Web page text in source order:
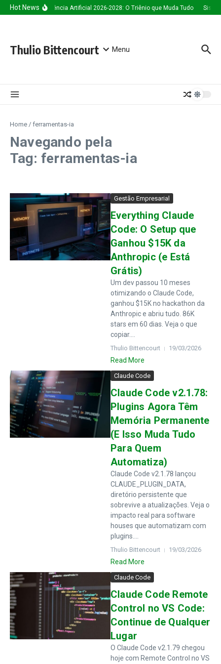
Ir para o conteúdo
Hot NewsInteligência Artificial 2026-2028: O Triênio que Muda Tudo
Thulio Bittencourt Menu
Home / ferramentas-ia
Navegando pela
Tag: ferramentas-ia
Gestão Empresarial
Everything Claude
Code: O Setup que
Ganhou $15K da
Anthropic (e Está
Grátis)
Um dev passou 10 meses
otimizando o Claude Code,
ganhou $15K no hackathon da
Anthropic e abriu tudo. 86K
stars em 60 dias. Veja o que
copiar....
Thulio Bittencourt 19/03/2026
Read More
Claude Code
Claude Code v2.1.78:
Plugins Agora Têm
Memória Permanente
(E Isso Muda Tudo
Para Quem
Automatiza)
Claude Code v2.1.78 lançou
CLAUDE_PLUGIN_DATA,
diretório persistente que
sobrevive a atualizações. Veja o
impacto real para software
houses que automatizam com
plugins....
Thulio Bittencourt 19/03/2026
Read More
Claude Code
Claude Code Remote
Control no VS Code:
Continue de Qualquer
Lugar
O Claude Code v2.1.79 chegou
hoje com Remote Control no VS